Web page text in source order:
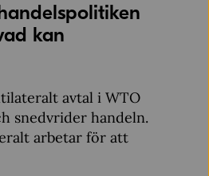
kan
avtal i WTO
snedvrider handeln.
arbetar för att